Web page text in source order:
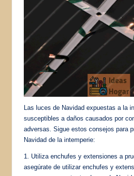
Las luces de Navidad expuestas a la
susceptibles a daños causados por
adversas. Sigue estos consejos para
Navidad de la intemperie:
1. Utiliza enchufes y extensiones a
asegúrate de utilizar enchufes y